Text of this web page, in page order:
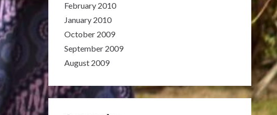
February 2010
January 2010
October 2009
September 2009
August 2009